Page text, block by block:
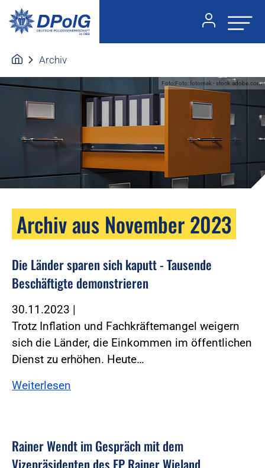
Archiv
Foto:Foto: fotomek - stock.adobe.com
Archiv aus November 2023
Die Länder sparen sich kaputt - Tausende
Beschäftigte demonstrieren
30.11.2023 |
Trotz Inflation und Fachkräftemangel weigern
sich die Länder, die Einkommen im öffentlichen
Dienst zu erhöhen. Heute…
Weiterlesen
Rainer Wendt im Gespräch mit dem
Vizepräsidenten des EP Rainer Wieland